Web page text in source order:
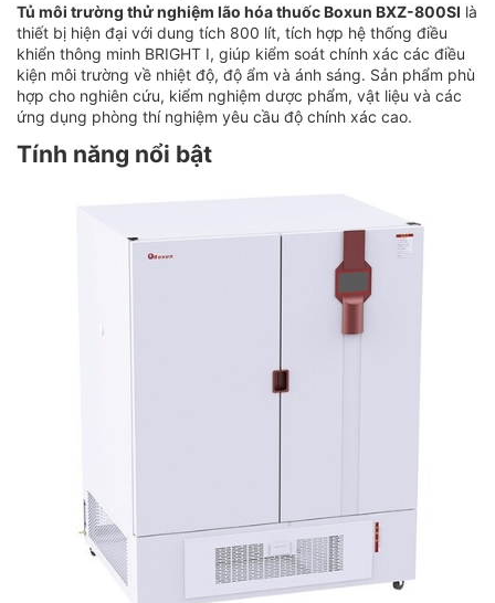
Tủ môi trường thử nghiệm lão hóa thuốc Boxun BXZ-800SI là
thiết bị hiện đại với dung tích 800 lít, tích hợp hệ thống điều
khiển thông minh BRIGHT I, giúp kiểm soát chính xác các điều
kiện môi trường về nhiệt độ, độ ẩm và ánh sáng. Sản phẩm phù
hợp cho nghiên cứu, kiểm nghiệm dược phẩm, vật liệu và các
ứng dụng phòng thí nghiệm yêu cầu độ chính xác cao.
Tính năng nổi bật